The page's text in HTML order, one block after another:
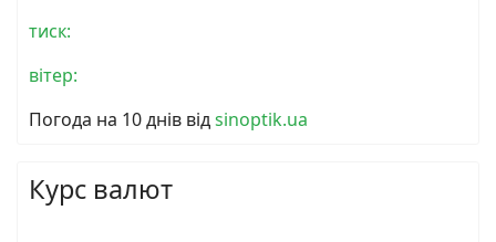
тиск:
вітер:
Погода на 10 днів відsinoptik.ua
Курс валют